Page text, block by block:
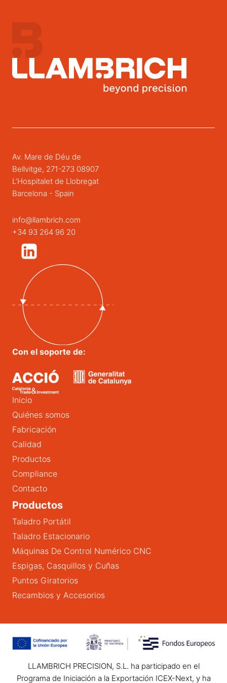
Av. Mare de Déu de
Bellvitge, 271-273 08907
L’Hospitalet de Llobregat
Barcelona - Spain
info@llambrich.com
+34 93 264 96 20
Con el soporte de:
Inicio
Quiénes somos
Fabricación
Calidad
Productos
Compliance
Contacto
Productos
Taladro Portátil
Taladro Estacionario
Máquinas De Control Numérico CNC
Espigas, Casquillos y Cuñas
Puntos Giratorios
Recambios y Accesorios
LLAMBRICH PRECISION, S.L. ha participado en el
Programa de Iniciación a la Exportación ICEX-Next, y ha